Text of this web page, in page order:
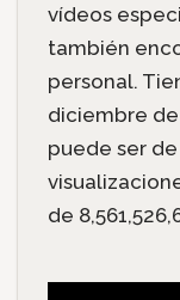
vídeos
también
personal.
diciembre de
puede ser de
de